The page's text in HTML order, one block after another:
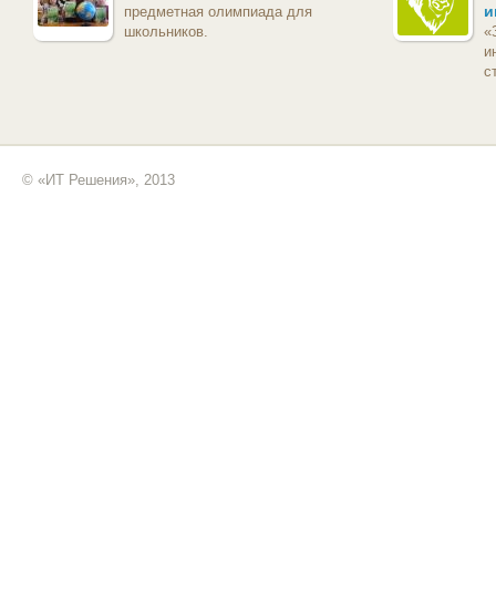
предметная олимпиада для
школьников.
© «ИТ Решения», 2013